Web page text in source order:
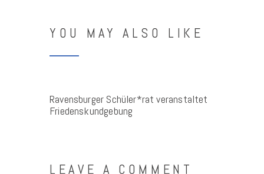
YOU MAY ALSO LIKE
Ravensburger Schüler*rat veranstaltet
Friedenskundgebung
LEAVE A COMMENT